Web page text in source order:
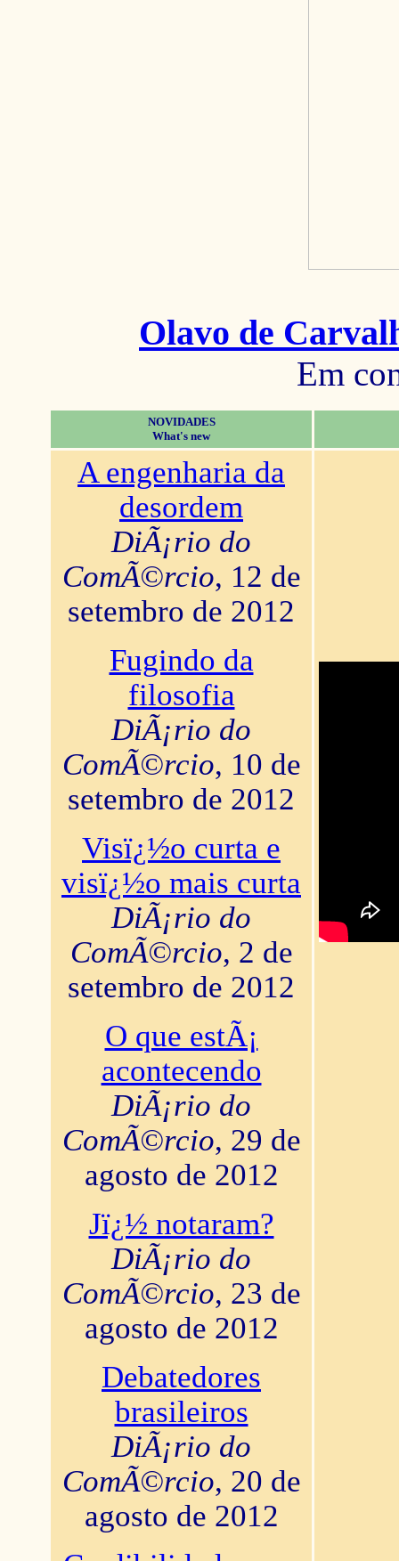
Olavo de
Em
NOVIDADES
What's new
A engenharia da
desordem
DiÃ¡rio do
ComÃ©rcio, 12 de
setembro de 2012
Fugindo da
filosofia
DiÃ¡rio do
ComÃ©rcio, 10 de
setembro de 2012
Visï¿½o curta e
visï¿½o mais curta
DiÃ¡rio do
ComÃ©rcio, 2 de
setembro de 2012
O que estÃ¡
acontecendo
DiÃ¡rio do
ComÃ©rcio, 29 de
agosto de 2012
Jï¿½ notaram?
DiÃ¡rio do
ComÃ©rcio, 23 de
agosto de 2012
Debatedores
brasileiros
DiÃ¡rio do
ComÃ©rcio, 20 de
agosto de 2012